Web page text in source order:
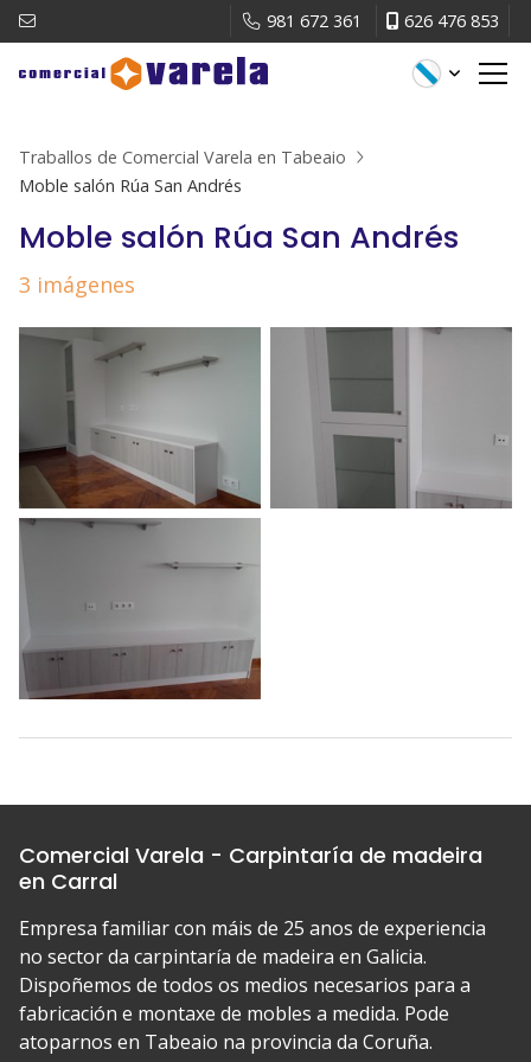
981 672 361 626 476 853
Traballos de Comercial Varela en Tabeaio
Moble salón Rúa San Andrés
Moble salón Rúa San Andrés
3 imágenes
Comercial Varela - Carpintaría de madeira
en Carral
Empresa familiar con máis de 25 anos de experiencia
no sector da carpintaría de madeira en Galicia.
Dispoñemos de todos os medios necesarios para a
fabricación e montaxe de mobles a medida. Pode
atoparnos en Tabeaio na provincia da Coruña.